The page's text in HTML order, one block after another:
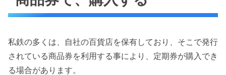
私鉄の多くは、自社の百貨店を保有しており、そこで発行
されている商品券を利用する事により、定期券が購入でき
る場合があります。